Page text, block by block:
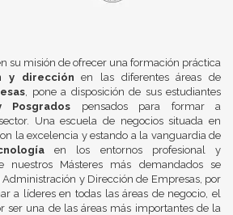
su misión de ofrecer una formación práctica
y dirección en las diferentes áreas de
, pone a disposición de sus estudiantes
Posgrados pensados para formar a
Una escuela de negocios situada en
la excelencia y estando a la vanguardia de
en los entornos profesional y
nuestros Másteres más demandados se
y Dirección de Empresas, por
a líderes en todas las áreas de negocio, el
ser una de las áreas más importantes de la